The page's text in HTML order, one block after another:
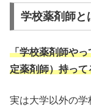
学校薬剤師と
「学校薬剤師や
定薬剤師）持っ
実は大学以外の学